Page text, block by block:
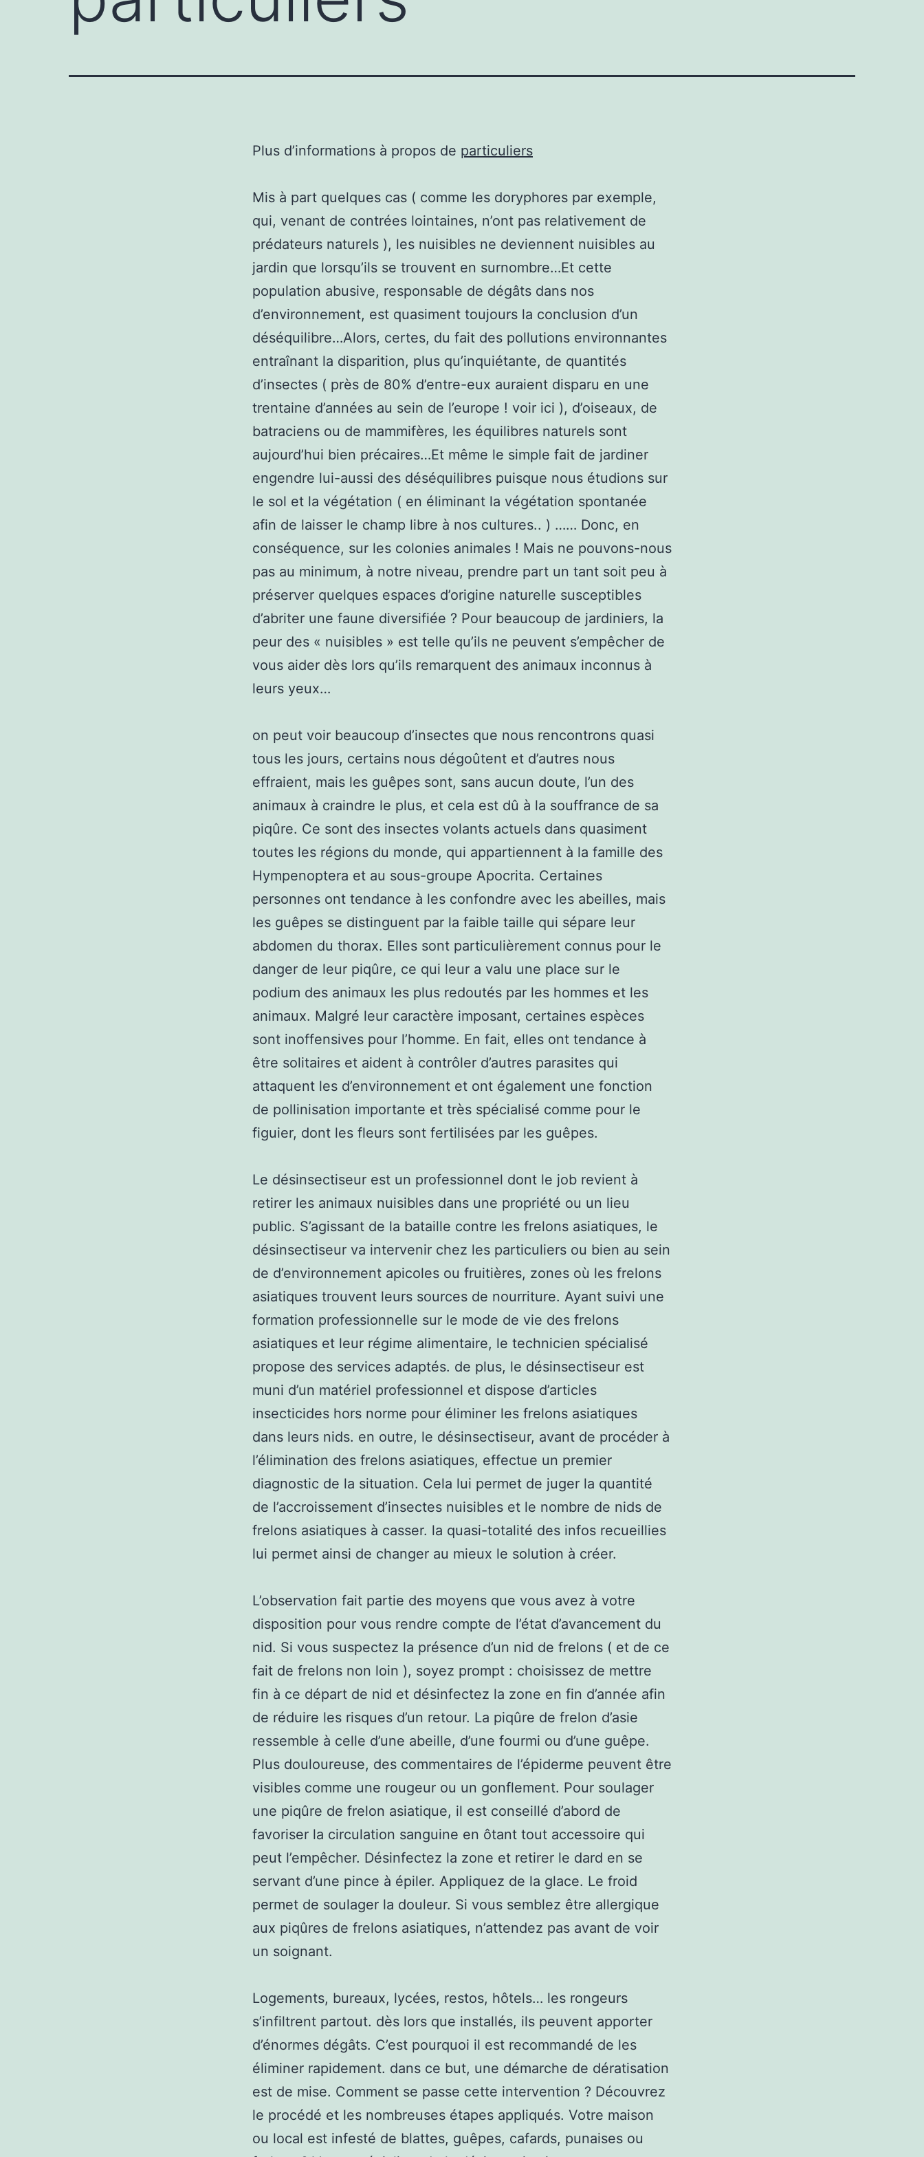
Plus d’informations à propos de particuliers
Mis à part quelques cas ( comme les doryphores par exemple,
qui, venant de contrées lointaines, n’ont pas relativement de
prédateurs naturels ), les nuisibles ne deviennent nuisibles au
jardin que lorsqu’ils se trouvent en surnombre…Et cette
population abusive, responsable de dégâts dans nos
d’environnement, est quasiment toujours la conclusion d’un
déséquilibre…Alors, certes, du fait des pollutions environnantes
entraînant la disparition, plus qu’inquiétante, de quantités
d’insectes ( près de 80% d’entre-eux auraient disparu en une
trentaine d’années au sein de l’europe ! voir ici ), d’oiseaux, de
batraciens ou de mammifères, les équilibres naturels sont
aujourd’hui bien précaires…Et même le simple fait de jardiner
engendre lui-aussi des déséquilibres puisque nous étudions sur
le sol et la végétation ( en éliminant la végétation spontanée
afin de laisser le champ libre à nos cultures.. ) …… Donc, en
conséquence, sur les colonies animales ! Mais ne pouvons-nous
pas au minimum, à notre niveau, prendre part un tant soit peu à
préserver quelques espaces d’origine naturelle susceptibles
d’abriter une faune diversifiée ? Pour beaucoup de jardiniers, la
peur des « nuisibles » est telle qu’ils ne peuvent s’empêcher de
vous aider dès lors qu’ils remarquent des animaux inconnus à
leurs yeux…
on peut voir beaucoup d’insectes que nous rencontrons quasi
tous les jours, certains nous dégoûtent et d’autres nous
effraient, mais les guêpes sont, sans aucun doute, l’un des
animaux à craindre le plus, et cela est dû à la souffrance de sa
piqûre. Ce sont des insectes volants actuels dans quasiment
toutes les régions du monde, qui appartiennent à la famille des
Hympenoptera et au sous-groupe Apocrita. Certaines
personnes ont tendance à les confondre avec les abeilles, mais
les guêpes se distinguent par la faible taille qui sépare leur
abdomen du thorax. Elles sont particulièrement connus pour le
danger de leur piqûre, ce qui leur a valu une place sur le
podium des animaux les plus redoutés par les hommes et les
animaux. Malgré leur caractère imposant, certaines espèces
sont inoffensives pour l’homme. En fait, elles ont tendance à
être solitaires et aident à contrôler d’autres parasites qui
attaquent les d’environnement et ont également une fonction
de pollinisation importante et très spécialisé comme pour le
figuier, dont les fleurs sont fertilisées par les guêpes.
Le désinsectiseur est un professionnel dont le job revient à
retirer les animaux nuisibles dans une propriété ou un lieu
public. S’agissant de la bataille contre les frelons asiatiques, le
désinsectiseur va intervenir chez les particuliers ou bien au sein
de d’environnement apicoles ou fruitières, zones où les frelons
asiatiques trouvent leurs sources de nourriture. Ayant suivi une
formation professionnelle sur le mode de vie des frelons
asiatiques et leur régime alimentaire, le technicien spécialisé
propose des services adaptés. de plus, le désinsectiseur est
muni d’un matériel professionnel et dispose d’articles
insecticides hors norme pour éliminer les frelons asiatiques
dans leurs nids. en outre, le désinsectiseur, avant de procéder à
l’élimination des frelons asiatiques, effectue un premier
diagnostic de la situation. Cela lui permet de juger la quantité
de l’accroissement d’insectes nuisibles et le nombre de nids de
frelons asiatiques à casser. la quasi-totalité des infos recueillies
lui permet ainsi de changer au mieux le solution à créer.
L’observation fait partie des moyens que vous avez à votre
disposition pour vous rendre compte de l’état d’avancement du
nid. Si vous suspectez la présence d’un nid de frelons ( et de ce
fait de frelons non loin ), soyez prompt : choisissez de mettre
fin à ce départ de nid et désinfectez la zone en fin d’année afin
de réduire les risques d’un retour. La piqûre de frelon d’asie
ressemble à celle d’une abeille, d’une fourmi ou d’une guêpe.
Plus douloureuse, des commentaires de l’épiderme peuvent être
visibles comme une rougeur ou un gonflement. Pour soulager
une piqûre de frelon asiatique, il est conseillé d’abord de
favoriser la circulation sanguine en ôtant tout accessoire qui
peut l’empêcher. Désinfectez la zone et retirer le dard en se
servant d’une pince à épiler. Appliquez de la glace. Le froid
permet de soulager la douleur. Si vous semblez être allergique
aux piqûres de frelons asiatiques, n’attendez pas avant de voir
un soignant.
Logements, bureaux, lycées, restos, hôtels… les rongeurs
s’infiltrent partout. dès lors que installés, ils peuvent apporter
d’énormes dégâts. C’est pourquoi il est recommandé de les
éliminer rapidement. dans ce but, une démarche de dératisation
est de mise. Comment se passe cette intervention ? Découvrez
le procédé et les nombreuses étapes appliqués. Votre maison
ou local est infesté de blattes, guêpes, cafards, punaises ou